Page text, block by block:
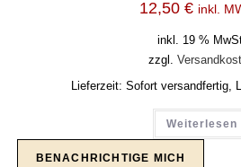
12,50 € inkl.
inkl. 19 %
zzgl.
Lieferzeit: Sofort versandfertig,
Weiterlesen